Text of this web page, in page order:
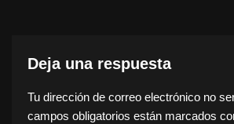
Deja una respuesta
Tu dirección de correo electrónico no
campos obligatorios están marcados